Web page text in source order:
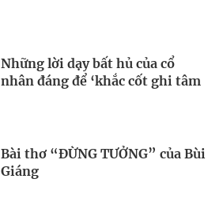
Những lời dạy bất hủ của cổ
nhân đáng để ‘khắc cốt ghi tâm
Bài thơ “ĐỪNG TƯỞNG” của Bùi
Giáng